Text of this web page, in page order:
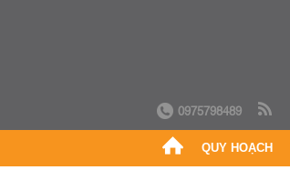
0975798489
QUY HOẠCH